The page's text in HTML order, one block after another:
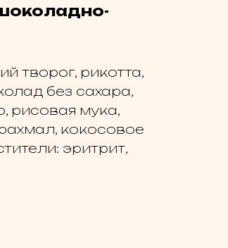
творог, рикотта,
без сахара,
рисовая мука,
кокосовое
эритрит,